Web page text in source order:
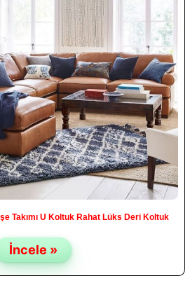
Takımı U Koltuk Rahat Lüks Deri Koltuk
İncele »